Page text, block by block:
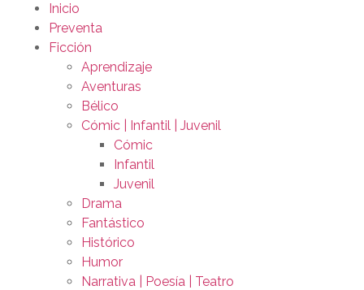
Inicio
Preventa
Ficción
Aprendizaje
Aventuras
Bélico
Cómic | Infantil | Juvenil
Cómic
Infantil
Juvenil
Drama
Fantástico
Histórico
Humor
Narrativa | Poesía | Teatro